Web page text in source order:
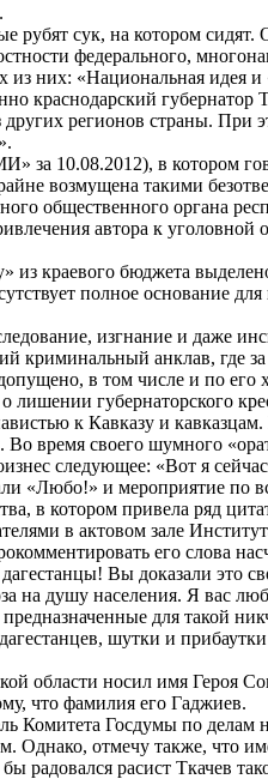
сук, на котором сидят.
федерального,
из них: «Национальная идея
краснодарский губернатор
регионов страны. При
за 10.08.2012), в котором
возмущена такими
общественного органа
автора к уголовной
из краевого бюджета
полное основание
изгнание и даже
криминальный анклав, где
в том числе и по его
лишении губернаторского
к Кавказу и кавказцам.
время своего шумного
следующее: «Вот я
«Любо!» и мероприятие по
в котором привела ряд
в актовом зале
его слова
Вы доказали это
на душу населения. Я вас
для такой
шутки и
носил имя Героя
что фамилия его Гаджиев.
Комитета Госдумы по делам
Однако, отмечу также, что
радовался расист Ткачев